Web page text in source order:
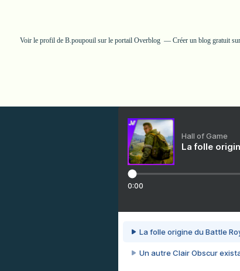
Voir le profil de B.poupouil sur le portail Overblog Créer un blog gratuit
Hall of Game
La folle
0:00
La folle origine du Battle
Un autre Clair Obscur